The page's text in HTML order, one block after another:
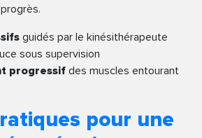
guidés par le kinésithérapeute
sous supervision
progressif des muscles entourant
pour une